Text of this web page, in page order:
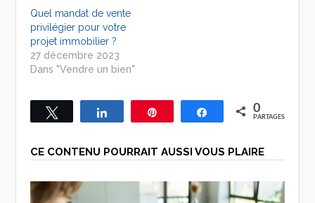
Quel mandat de vente
privilégier pour votre
projet immobilier ?
27 décembre 2023
Dans "Vendre un bien"
Tweetez Partagez Épingle Partagez0
PARTAGES
CE CONTENU POURRAIT AUSSI VOUS PLAIRE